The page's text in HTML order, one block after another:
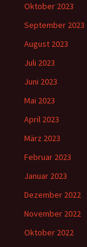
Oktober 2023
September 2023
August 2023
Juli 2023
Juni 2023
Mai 2023
April 2023
März 2023
Februar 2023
Januar 2023
Dezember 2022
November 2022
Oktober 2022